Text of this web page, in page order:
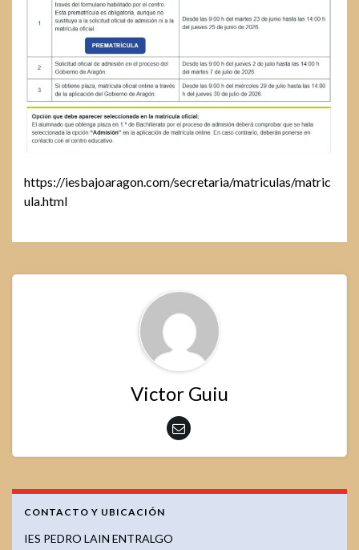
https://iesbajoaragon.com/secretaria/matriculas/matric
ula.html
Victor Guiu
CONTACTO Y UBICACIÓN
IES PEDRO LAIN ENTRALGO